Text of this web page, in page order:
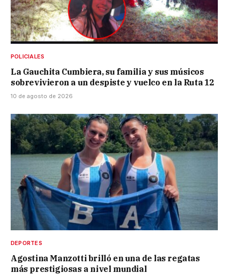
POLICIALES
La Gauchita Cumbiera, su familia y sus músicos
sobrevivieron a un despiste y vuelco en la Ruta 12
10 de agosto de 2026
DEPORTES
Agostina Manzotti brilló en una de las regatas
más prestigiosas a nivel mundial